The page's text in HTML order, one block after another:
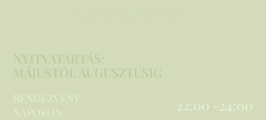
NYITVATARTÁS:
MÁJUSTÓL AUGUSZTUSIG
RENDEZVÉNY
NAPOKON:
22:00 -24:00